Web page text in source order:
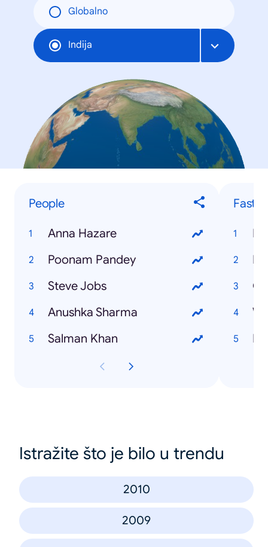
Globalno
Indija
People
Anna Hazare
Poonam Pandey
Steve Jobs
Anushka Sharma
Salman Khan
Istražite što je bilo u trendu
2010
2009